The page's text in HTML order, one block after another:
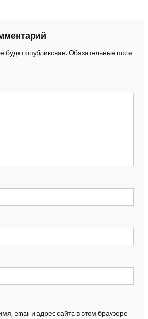
будет опубликован.Обязательные поля
email и адрес сайта в этом браузере